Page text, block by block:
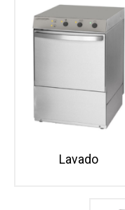
Lavado